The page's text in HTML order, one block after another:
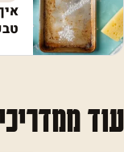
עוד